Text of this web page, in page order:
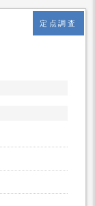
定点調査